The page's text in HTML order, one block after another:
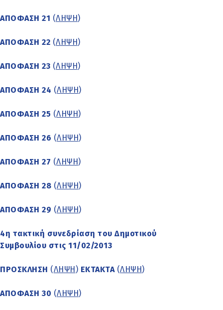
ΑΠΟΦΑΣΗ 21 (ΛΗΨΗ )
ΑΠΟΦΑΣΗ 22 (ΛΗΨΗ )
ΑΠΟΦΑΣΗ 23 (ΛΗΨΗ )
ΑΠΟΦΑΣΗ 24 (ΛΗΨΗ )
ΑΠΟΦΑΣΗ 25 (ΛΗΨΗ )
ΑΠΟΦΑΣΗ 26 (ΛΗΨΗ )
ΑΠΟΦΑΣΗ 27 (ΛΗΨΗ )
ΑΠΟΦΑΣΗ 28 (ΛΗΨΗ )
ΑΠΟΦΑΣΗ 29 (ΛΗΨΗ )
4η τακτική συνεδρίαση του Δημοτικού
Συμβουλίου στις 11/02/2013
ΠΡΟΣΚΛΗΣΗ (ΛΗΨΗ ) ΕΚΤΑΚΤΑ (ΛΗΨΗ )
ΑΠΟΦΑΣΗ 30 (ΛΗΨΗ )